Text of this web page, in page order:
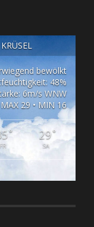
bewölkt
48%
6m/s WNW
MAX 29 • MIN 16
°
FR
29°
SA